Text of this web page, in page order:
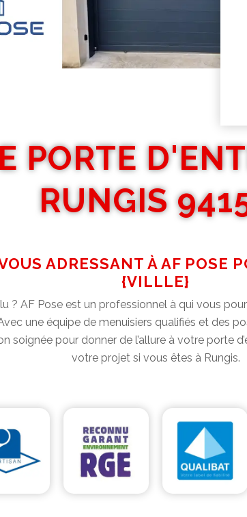
PORTE
RUNGIS
ADRESSANT À AF POSE
{VILLLE}
? AF Pose est un professionnel à qui vous
une équipe de menuisiers qualifiés et des
soignée pour donner de l’allure à votre porte
votre projet si vous êtes à Rungis.